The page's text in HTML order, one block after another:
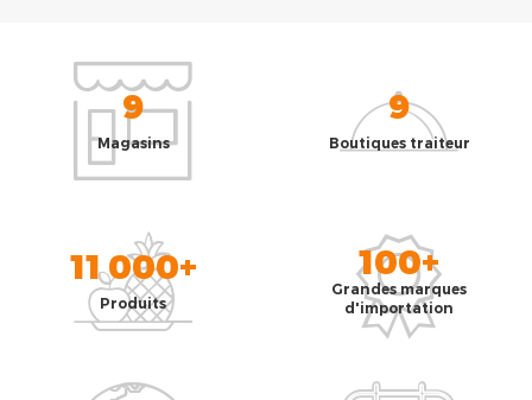
9
Magasins
9
Boutiques traiteur
11 000+
Produits
100+
Grandes marques
d'importation